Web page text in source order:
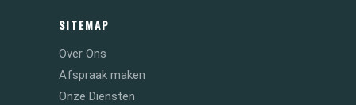
SITEMAP
Over Ons
Afspraak maken
Onze Diensten